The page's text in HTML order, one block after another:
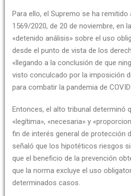
Para ello, el Supremo se ha remitido
1569/2020, de 20 de noviembre, en
«detenido análisis» sobre el uso
desde el punto de vista de los
«llegando a la conclusión de que
visto conculcado por la imposición
para combatir la pandemia de
Entonces, el alto tribunal determinó
«legítima», «necesaria» y
fin de interés general de protección
señaló que los hipotéticos riesgos
que el beneficio de la prevención
que la norma excluye el uso
determinados casos.